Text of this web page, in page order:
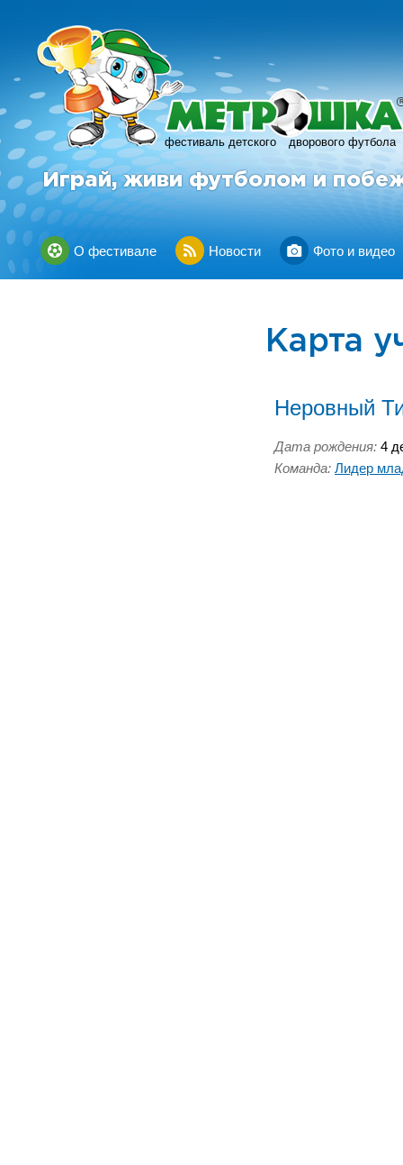
фестиваль детского дворового футбола
R
Играй, живи футболом и
О фестивале Новости Фото и видео
Карта
Неровный
Дата рождения: 4
Команда: Лидер